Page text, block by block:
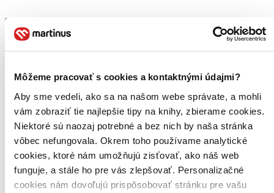
Môžeme pracovať s cookies a kontaktnými údajmi?
Aby sme vedeli, ako sa na našom webe správate, a mohli
vám zobraziť tie najlepšie tipy na knihy, zbierame cookies.
Niektoré sú naozaj potrebné a bez nich by naša stránka
vôbec nefungovala. Okrem toho používame analytické
cookies, ktoré nám umožňujú zisťovať, ako náš web
funguje, a stále ho pre vás zlepšovať. Personalizačné
cookies nám dovoľujú prispôsobovať stránku pre vašu
Od poslednej časti
Novinky
Najdrahšie
Najlacnejšie
Použité filtre
Zrušiť filtre
Vydavateľstvo Closer